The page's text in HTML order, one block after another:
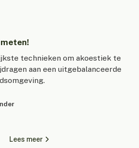
technieken om akoestiek te
aan een uitgebalanceerde
Lees meer